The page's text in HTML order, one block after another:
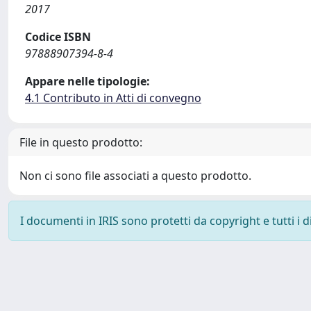
2017
Codice ISBN
97888907394-8-4
Appare nelle tipologie:
4.1 Contributo in Atti di convegno
File in questo prodotto:
Non ci sono file associati a questo prodotto.
I documenti in IRIS sono protetti da copyright e tutti i